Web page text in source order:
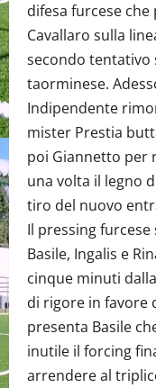
difesa furcese
Cavallaro sulla
secondo tentativo
taorminese.
Indipendente
mister Prestia
poi Giannetto per
una volta il legno
tiro del nuovo
Il pressing
Basile, Ingalis e
cinque minuti
di rigore in favore
presenta Basile
inutile il forcing
arrendere al